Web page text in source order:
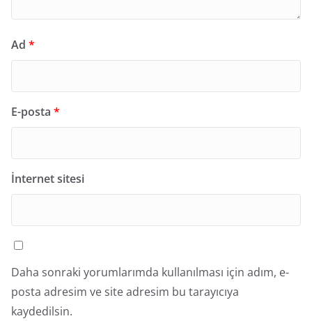
Ad *
E-posta *
İnternet sitesi
Daha sonraki yorumlarımda kullanılması için adım, e-
posta adresim ve site adresim bu tarayıcıya
kaydedilsin.